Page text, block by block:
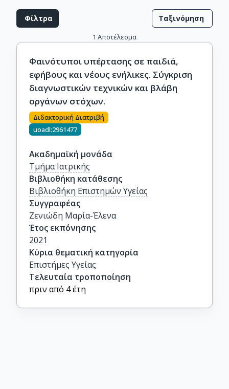
Φίλτρα Ταξινόμηση
1 Αποτέλεσμα
Φαινότυποι υπέρτασης σε παιδιά,
εφήβους και νέους ενήλικες. Σύγκριση
διαγνωστικών τεχνικών και βλάβη
οργάνων στόχων.
Διδακτορική Διατριβή
uoadl:2961477
Ακαδημαϊκή μονάδα
Τμήμα Ιατρικής
Βιβλιοθήκη κατάθεσης
Βιβλιοθήκη Επιστημών Υγείας
Συγγραφέας
Ζενιώδη Μαρία-Έλενα
Έτος εκπόνησης
2021
Κύρια θεματική κατηγορία
Επιστήμες Υγείας
Τελευταία τροποποίηση
πριν από 4 έτη